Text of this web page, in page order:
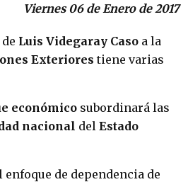
Viernes 06 de Enero de 2017
Luis Videgaray Caso a la
Exteriores tiene varias
económico subordinará las
nacional del Estado
de dependencia de